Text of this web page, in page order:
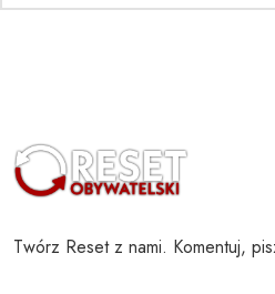
Twórz Reset z nami. Komentuj,